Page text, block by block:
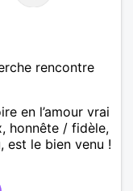
rencontre
en l’amour vrai
honnête / fidèle,
est le bien venu !